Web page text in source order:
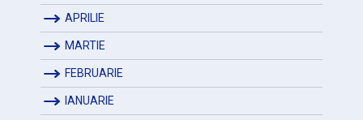
APRILIE
MARTIE
FEBRUARIE
IANUARIE